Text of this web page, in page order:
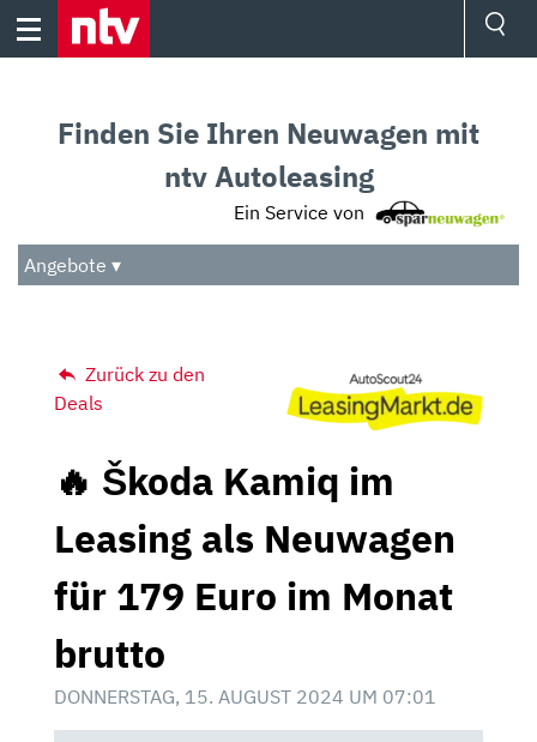
Skip
Audio
Das Beste
Finden Sie Ihren Neuwagen mit
ntv Autoleasing
Ein Service von
Angebote ▾
Zurück zu den
Deals
🔥 Škoda Kamiq im
Leasing als Neuwagen
für 179 Euro im Monat
brutto
DONNERSTAG, 15. AUGUST 2024 UM 07:01